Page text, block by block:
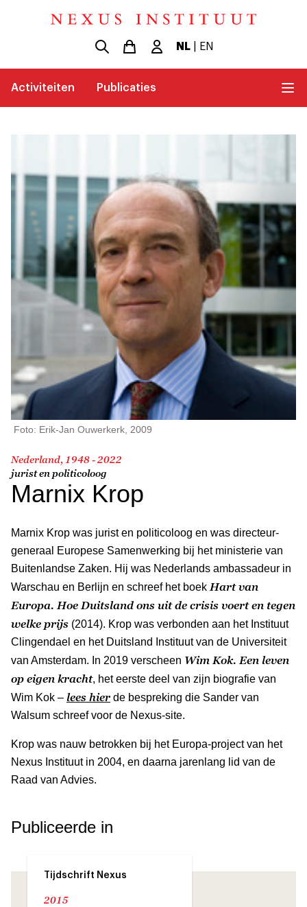
NL| EN
Activiteiten Publicaties
Foto: Erik-Jan Ouwerkerk, 2009
Nederland, 1948 - 2022
jurist en politicoloog
Marnix Krop
Marnix Krop was jurist en politicoloog en was directeur-
generaal Europese Samenwerking bij het ministerie van
Buitenlandse Zaken. Hij was Nederlands ambassadeur in
Warschau en Berlijn en schreef het boek Hart van
Europa. Hoe Duitsland ons uit de crisis voert en tegen
welke prijs (2014). Krop was verbonden aan het Instituut
Clingendael en het Duitsland Instituut van de Universiteit
van Amsterdam. In 2019 verscheen Wim Kok. Een leven
op eigen kracht, het eerste deel van zijn biografie van
Wim Kok – lees hier de bespreking die Sander van
Walsum schreef voor de Nexus-site.
Krop was nauw betrokken bij het Europa-project van het
Nexus Instituut in 2004, en daarna jarenlang lid van de
Raad van Advies.
Publiceerde in
Tijdschrift Nexus
2015